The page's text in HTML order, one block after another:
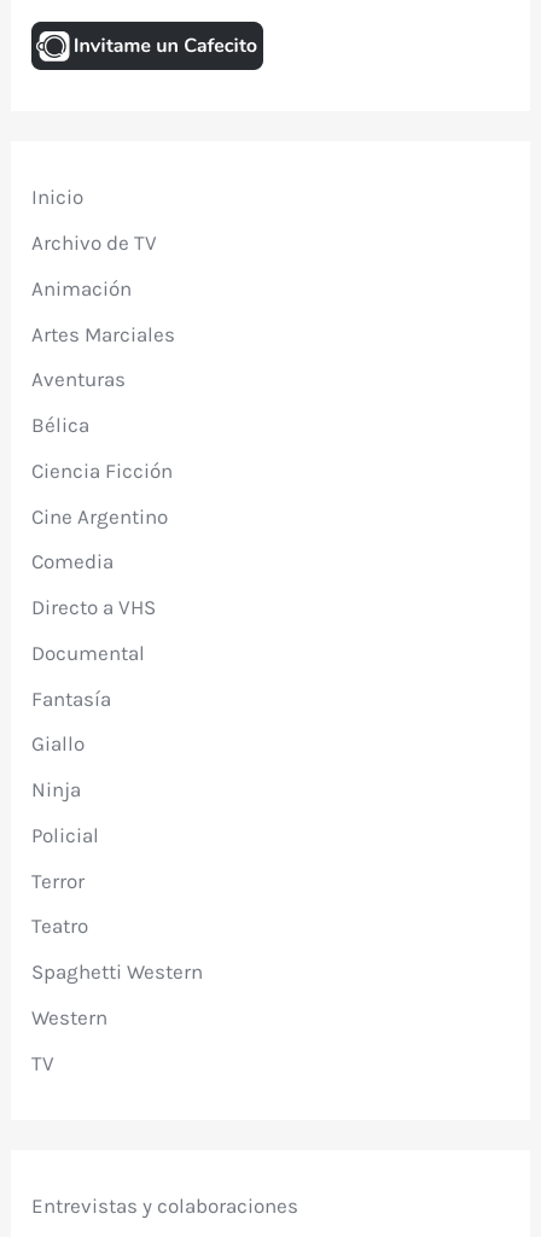
Inicio
Archivo de TV
Animación
Artes Marciales
Aventuras
Bélica
Ciencia Ficción
Cine Argentino
Comedia
Directo a VHS
Documental
Fantasía
Giallo
Ninja
Policial
Terror
Teatro
Spaghetti Western
Western
TV
Entrevistas y colaboraciones